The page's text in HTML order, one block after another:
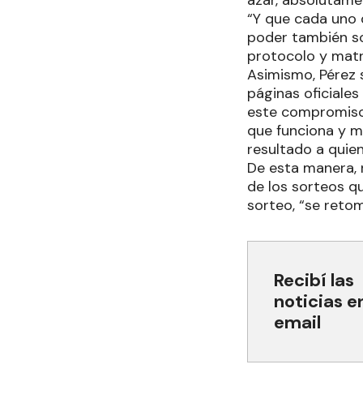
“Y que cada
poder también
protocolo y
Asimismo,
páginas
este
que funciona y
resultado a
De esta
de los sorteos
sorteo, “se
Recibí las
noticias
email